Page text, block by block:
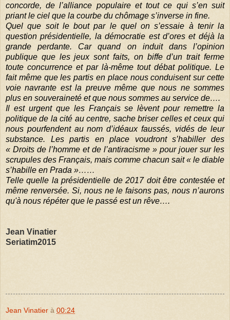
concorde, de l’alliance populaire et tout ce qui s’en suit
priant le ciel que la courbe du chômage s’inverse in fine.
Quel que soit le bout par le quel on s’essaie à tenir la
question présidentielle, la démocratie est d’ores et déjà la
grande perdante. Car quand on induit dans l’opinion
publique que les jeux sont faits, on biffe d’un trait ferme
toute concurrence et par là-même tout débat politique. Le
fait même que les partis en place nous conduisent sur cette
voie navrante est la preuve même que nous ne sommes
plus en souveraineté et que nous sommes au service de….
Il est urgent que les Français se lèvent pour remettre la
politique de la cité au centre, sache briser celles et ceux qui
nous pourfendent au nom d’idéaux faussés, vidés de leur
substance. Les partis en place voudront s’habiller des
« Droits de l’homme et de l’antiracisme » pour jouer sur les
scrupules des Français, mais comme chacun sait « le diable
s’habille en Prada »……
Telle quelle la présidentielle de 2017 doit être contestée et
même renversée. Si, nous ne le faisons pas, nous n’aurons
qu'à nous répéter que le passé est un rêve….
Jean Vinatier
Seriatim2015
Jean Vinatier à 00:24